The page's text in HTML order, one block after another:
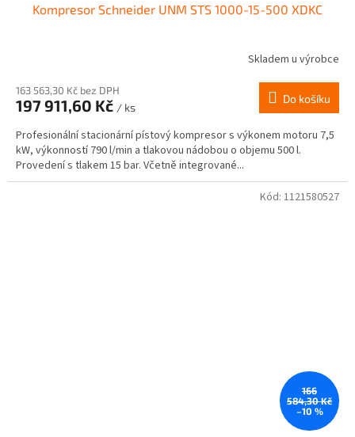
Kompresor Schneider UNM STS 1000-15-500 XDKC
Skladem u výrobce
163 563,30 Kč bez DPH
197 911,60 Kč / ks
Do košíku
Profesionální stacionární pístový kompresor s výkonem motoru 7,5
kW, výkonností 790 l/min a tlakovou nádobou o objemu 500 l.
Provedení s tlakem 15 bar. Včetně integrované...
166
584,30 Kč
–10 %
Kód: 1121580527